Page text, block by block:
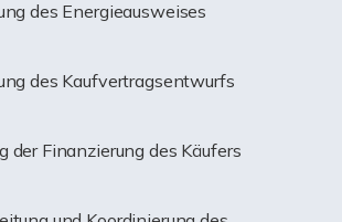
des Energieausweises
des Kaufvertragsentwurfs
der Finanzierung des Käufers